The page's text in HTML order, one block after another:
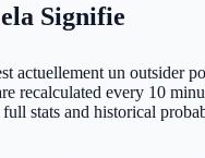
Signifie
actuellement un outsider
recalculated every 10
full stats and historical